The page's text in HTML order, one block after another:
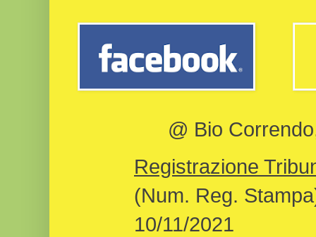
@ Bio
Registrazione
(Num. Reg.
10/11/2021